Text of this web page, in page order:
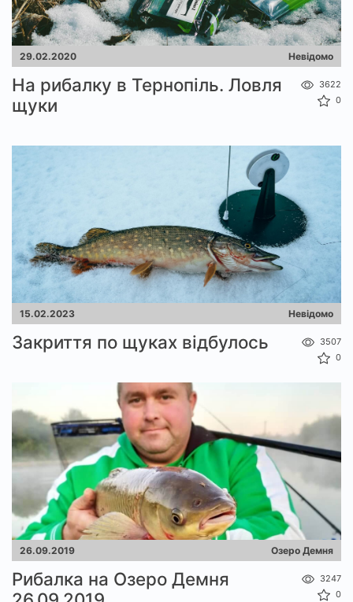
29.02.2020 Невідомо
На рибалку в Тернопіль. Ловля
щуки
3622
0
15.02.2023 Невідомо
Закриття по щуках відбулось
3507
0
26.09.2019 Озеро Демня
Рибалка на Озеро Демня
3247
0